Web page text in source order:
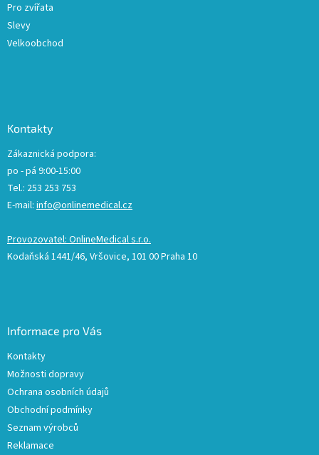
Pro zvířata
Slevy
Velkoobchod
Kontakty
Zákaznická podpora:
po - pá 9:00-15:00
Tel.: 253 253 753
E-mail: info@onlinemedical.cz
Provozovatel: OnlineMedical s.r.o.
Kodaňská 1441/46, Vršovice, 101 00 Praha 10
Informace pro Vás
Kontakty
Možnosti dopravy
Ochrana osobních údajů
Obchodní podmínky
Seznam výrobců
Reklamace